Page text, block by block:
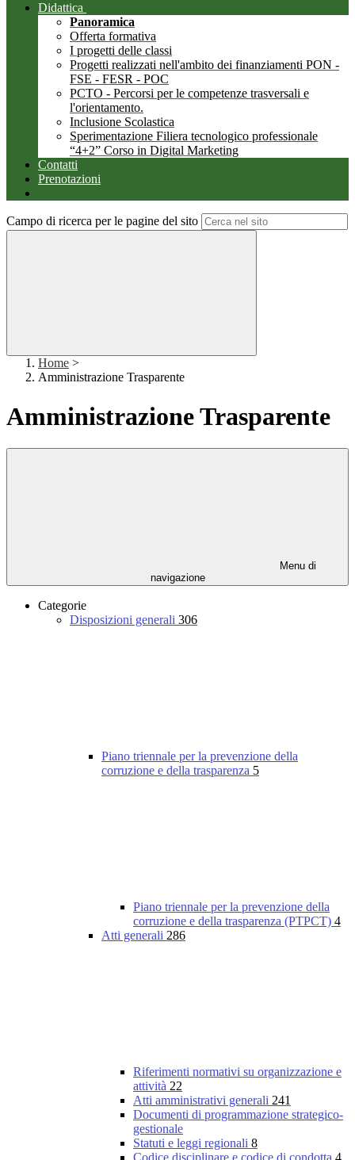
Didattica
Panoramica
Offerta formativa
I progetti delle classi
Progetti realizzati nell'ambito dei finanziamenti PON -
FSE - FESR - POC
PCTO - Percorsi per le competenze trasversali e
l'orientamento.
Inclusione Scolastica
Sperimentazione Filiera tecnologico professionale
“4+2” Corso in Digital Marketing
Contatti
Prenotazioni
Campo di ricerca per le pagine del sito
Home >
Amministrazione Trasparente
Amministrazione Trasparente
Menu di
navigazione
Categorie
Disposizioni generali 306
Piano triennale per la prevenzione della
corruzione e della trasparenza 5
Piano triennale per la prevenzione della
corruzione e della trasparenza (PTPCT) 4
Atti generali 286
Riferimenti normativi su organizzazione e
attività 22
Atti amministrativi generali 241
Documenti di programmazione strategico-
gestionale
Statuti e leggi regionali 8